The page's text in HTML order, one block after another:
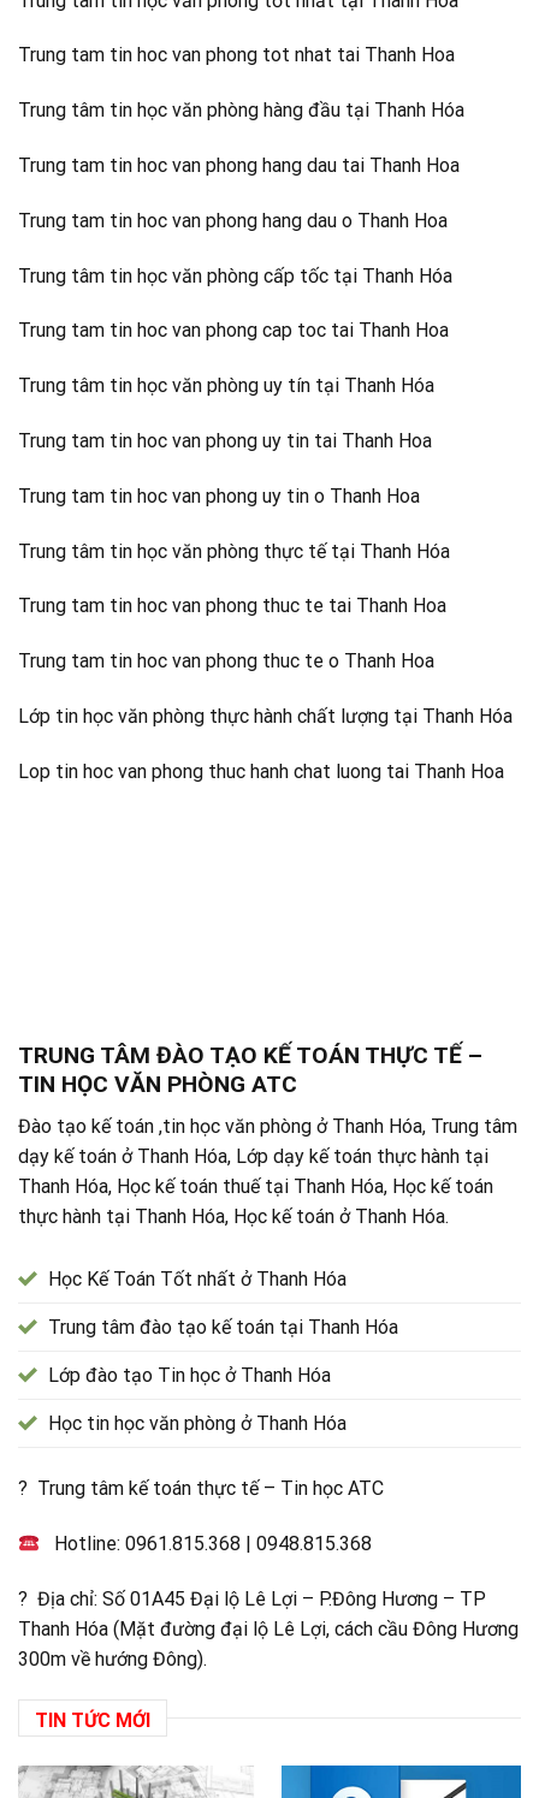
Trung tam tin hoc van phong tot nhat tai Thanh Hoa
Trung tâm tin học văn phòng hàng đầu tại Thanh Hóa
Trung tam tin hoc van phong hang dau tai Thanh Hoa
Trung tam tin hoc van phong hang dau o Thanh Hoa
Trung tâm tin học văn phòng cấp tốc tại Thanh Hóa
Trung tam tin hoc van phong cap toc tai Thanh Hoa
Trung tâm tin học văn phòng uy tín tại Thanh Hóa
Trung tam tin hoc van phong uy tin tai Thanh Hoa
Trung tam tin hoc van phong uy tin o Thanh Hoa
Trung tâm tin học văn phòng thực tế tại Thanh Hóa
Trung tam tin hoc van phong thuc te tai Thanh Hoa
Trung tam tin hoc van phong thuc te o Thanh Hoa
Lớp tin học văn phòng thực hành chất lượng tại Thanh Hóa
Lop tin hoc van phong thuc hanh chat luong tai Thanh Hoa
TRUNG TÂM ĐÀO TẠO KẾ TOÁN THỰC TẾ –
TIN HỌC VĂN PHÒNG ATC
Đào tạo kế toán ,tin học văn phòng ở Thanh Hóa, Trung tâm
dạy kế toán ở Thanh Hóa, Lớp dạy kế toán thực hành tại
Thanh Hóa, Học kế toán thuế tại Thanh Hóa, Học kế toán
thực hành tại Thanh Hóa, Học kế toán ở Thanh Hóa.
Học Kế Toán Tốt nhất ở Thanh Hóa
Trung tâm đào tạo kế toán tại Thanh Hóa
Lớp đào tạo Tin học ở Thanh Hóa
Học tin học văn phòng ở Thanh Hóa
? Trung tâm kế toán thực tế – Tin học ATC
Hotline:0961.815.368 |0948.815.368
? Địa chỉ: Số 01A45 Đại lộ Lê Lợi – P.Đông Hương – TP
Thanh Hóa (Mặt đường đại lộ Lê Lợi, cách cầu Đông Hương
300m về hướng Đông).
TIN TỨC MỚI